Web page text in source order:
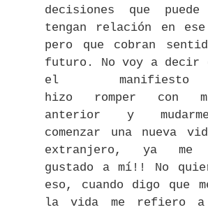
decisiones que
tengan relación en ese
pero que cobran
futuro. No voy a decir
el
hizo
romper con
anterior y
comenzar una nueva
extranjero, ya me
gustado a mí!! No
eso, cuando digo que
la vida me refiero a